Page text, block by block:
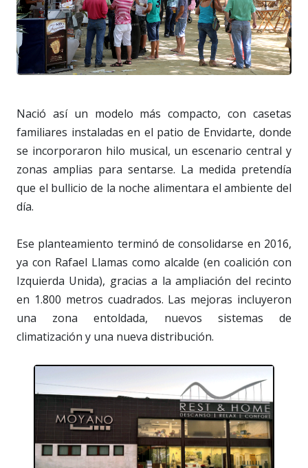
Nació así un modelo más compacto, con casetas
familiares instaladas en el patio de Envidarte, donde
se incorporaron hilo musical, un escenario central y
zonas amplias para sentarse. La medida pretendía
que el bullicio de la noche alimentara el ambiente del
día.
Ese planteamiento terminó de consolidarse en 2016,
ya con Rafael Llamas como alcalde (en coalición con
Izquierda Unida), gracias a la ampliación del recinto
en 1.800 metros cuadrados. Las mejoras incluyeron
una zona entoldada, nuevos sistemas de
climatización y una nueva distribución.